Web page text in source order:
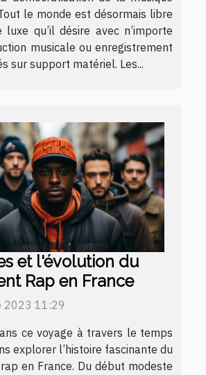
le monde est désormais libre
luxe qu’il désire avec n’importe
musicale ou enregistrement
sur support matériel. Les...
et l'évolution du
Rap en France
2023 11:29
ce voyage à travers le temps
explorer l’histoire fascinante du
en France. Du début modeste